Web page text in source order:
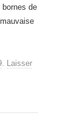
bornes de
. Laisser